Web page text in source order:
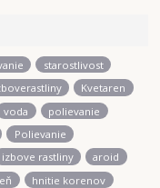
starostlivost
Kvetaren
voda
polievanie
Polievanie
izbove rastliny
aroid
hnitie korenov